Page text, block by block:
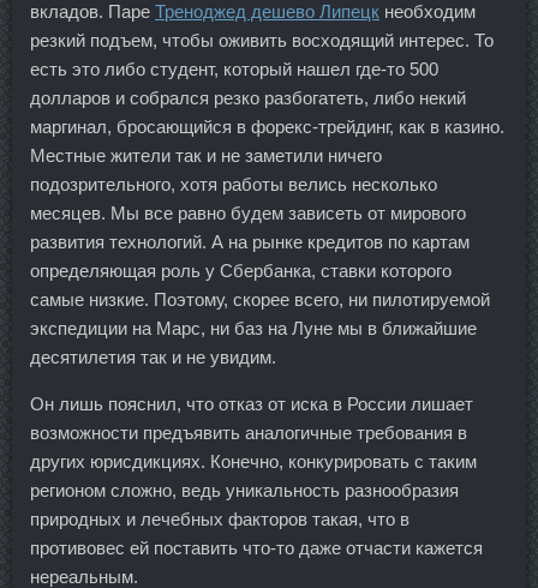
вкладов. Паре Треноджед дешево Липецк необходим
резкий подъем, чтобы оживить восходящий интерес. То
есть это либо студент, который нашел где-то 500
долларов и собрался резко разбогатеть, либо некий
маргинал, бросающийся в форекс-трейдинг, как в казино.
Местные жители так и не заметили ничего
подозрительного, хотя работы велись несколько
месяцев. Мы все равно будем зависеть от мирового
развития технологий. А на рынке кредитов по картам
определяющая роль у Сбербанка, ставки которого
самые низкие. Поэтому, скорее всего, ни пилотируемой
экспедиции на Марс, ни баз на Луне мы в ближайшие
десятилетия так и не увидим.
Он лишь пояснил, что отказ от иска в России лишает
возможности предъявить аналогичные требования в
других юрисдикциях. Конечно, конкурировать с таким
регионом сложно, ведь уникальность разнообразия
природных и лечебных факторов такая, что в
противовес ей поставить что-то даже отчасти кажется
нереальным.